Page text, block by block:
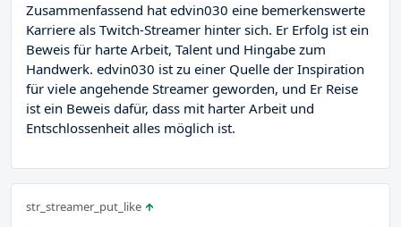
Zusammenfassend hat edvin030 eine bemerkenswerte
Karriere als Twitch-Streamer hinter sich. Er Erfolg ist ein
Beweis für harte Arbeit, Talent und Hingabe zum
Handwerk. edvin030 ist zu einer Quelle der Inspiration
für viele angehende Streamer geworden, und Er Reise
ist ein Beweis dafür, dass mit harter Arbeit und
Entschlossenheit alles möglich ist.
str_streamer_put_like